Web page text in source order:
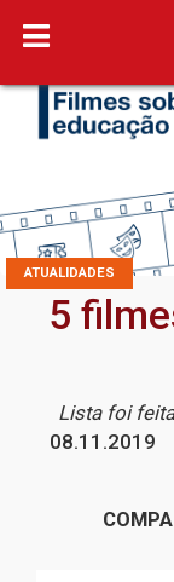
ATUALIDADES
5
Lista foi
08.11.2019